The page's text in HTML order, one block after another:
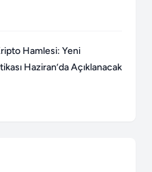
Hamlesi: Yeni
Haziran’da Açıklanacak